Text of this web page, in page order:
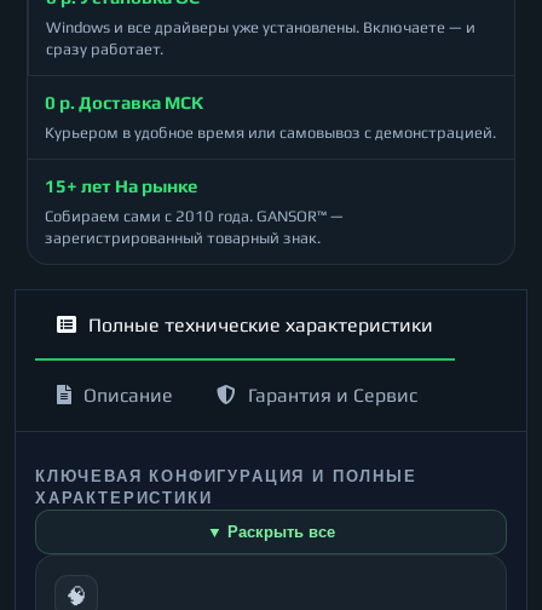
Windows и все драйверы уже установлены. Включаете — и
сразу работает.
0 р. Доставка МСК
Курьером в удобное время или самовывоз с демонстрацией.
15+ лет На рынке
Собираем сами с 2010 года. GANSOR™ —
зарегистрированный товарный знак.
Полные технические характеристики
Описание Гарантия и Сервис
КЛЮЧЕВАЯ КОНФИГУРАЦИЯ И ПОЛНЫЕ
ХАРАКТЕРИСТИКИ
▼ Раскрыть все
🧠